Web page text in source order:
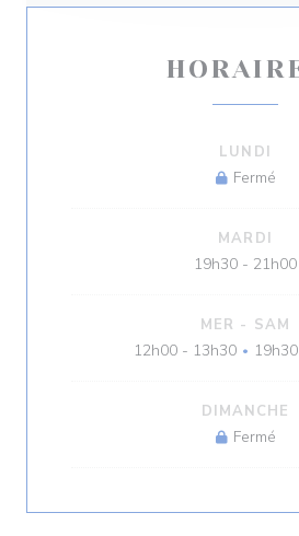
LUNDI
Fermé
MARDI
19h30 - 21h00
MER - SAM
12h00 - 13h30 •
DIMANCHE
Fermé